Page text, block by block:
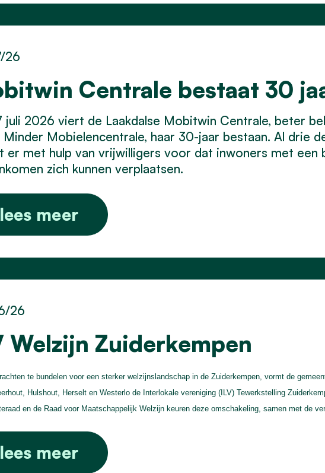
Centrale bestaat 30
26
juli 2026 viert de Laakdalse Mobitwin Centrale, beter
Minder Mobielencentrale, haar 30-jaar bestaan. Al drie
er met hulp van vrijwilligers voor dat inwoners met
zich kunnen verplaatsen.
lees meer
Welzijn Zuiderkempen
26
te bundelen voor een sterker welzijnslandschap in de Zuiderkempen, vormt de
Hulshout, Herselt en Westerlo de Interlokale vereniging (ILV) Tewerkstelling
en de Raad voor Maatschappelijk Welzijn keuren deze omschakeling, samen met de
lees meer